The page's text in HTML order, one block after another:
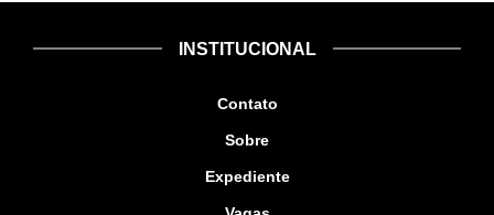
INSTITUCIONAL
Contato
Sobre
Expediente